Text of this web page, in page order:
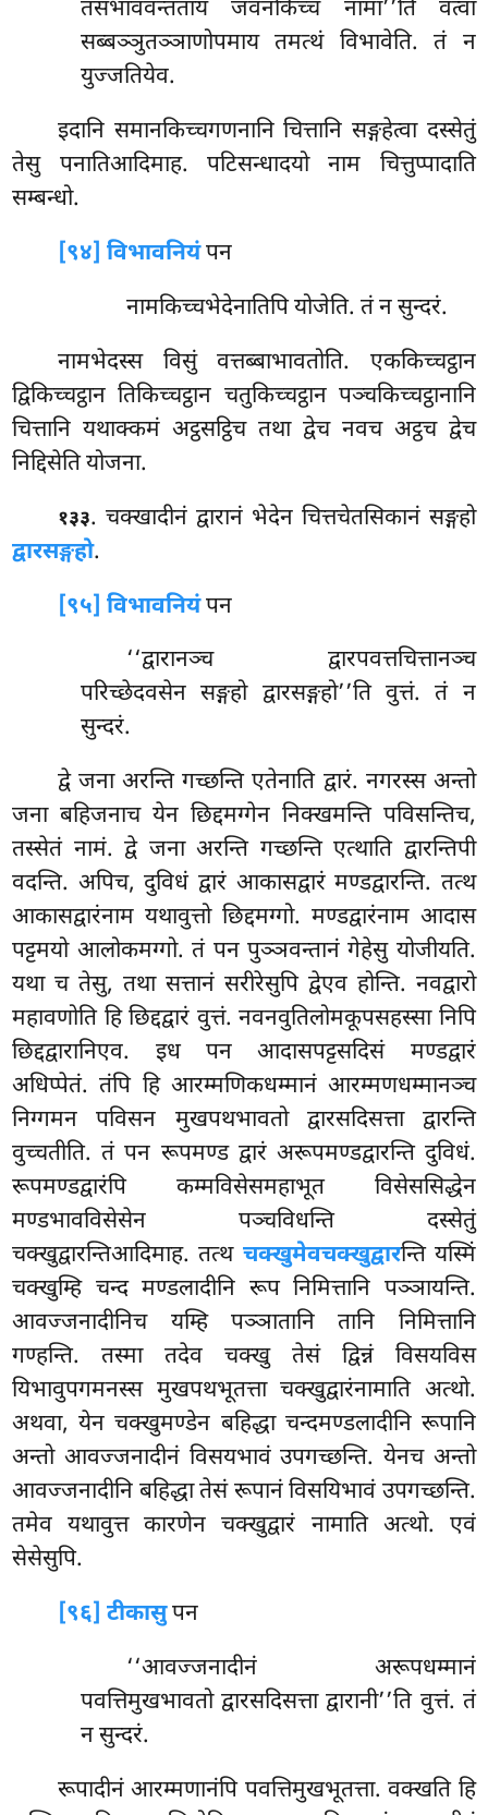
तंसभाववन्तताय जवनकिच्चं नामा’’ति वत्वा
सब्बञ्ञुतञ्ञाणोपमाय तमत्थं विभावेति. तं न
युज्जतियेव.
इदानि समानकिच्चगणनानि चित्तानि सङ्गहेत्वा दस्सेतुं
तेसु पनातिआदिमाह. पटिसन्धादयो नाम चित्तुप्पादाति
सम्बन्धो.
[९४] विभावनियंपन
नामकिच्चभेदेनातिपि योजेति. तं न सुन्दरं.
नामभेदस्स विसुं वत्तब्बाभावतोति. एककिच्चट्ठान
द्विकिच्चट्ठान तिकिच्चट्ठान चतुकिच्चट्ठान पञ्चकिच्चट्ठानानि
चित्तानि यथाक्कमं अट्ठसट्ठिच तथा द्वेच नवच अट्ठच द्वेच
निद्दिसेति योजना.
१३३. चक्खादीनं द्वारानं भेदेन चित्तचेतसिकानं सङ्गहो
द्वारसङ्गहो.
[९५] विभावनियंपन
‘‘द्वारानञ्च द्वारपवत्तचित्तानञ्च
परिच्छेदवसेन सङ्गहो द्वारसङ्गहो’’ति वुत्तं. तं न
सुन्दरं.
द्वे जना अरन्ति गच्छन्ति एतेनाति द्वारं. नगरस्स अन्तो
जना बहिजनाच येन छिद्दमग्गेन निक्खमन्ति पविसन्तिच,
तस्सेतं नामं. द्वे जना अरन्ति गच्छन्ति एत्थाति द्वारन्तिपी
वदन्ति. अपिच, दुविधं द्वारं आकासद्वारं मण्डद्वारन्ति. तत्थ
आकासद्वारंनाम यथावुत्तो छिद्दमग्गो. मण्डद्वारंनाम आदास
पट्टमयो आलोकमग्गो. तं पन पुञ्ञवन्तानं गेहेसु योजीयति.
यथा च तेसु, तथा सत्तानं सरीरेसुपि द्वेएव होन्ति. नवद्वारो
महावणोति हि छिद्दद्वारं वुत्तं. नवनवुतिलोमकूपसहस्सा निपि
छिद्दद्वारानिएव. इध पन आदासपट्टसदिसं मण्डद्वारं
अधिप्पेतं. तंपि हि आरम्मणिकधम्मानं आरम्मणधम्मानञ्च
निग्गमन पविसन मुखपथभावतो द्वारसदिसत्ता द्वारन्ति
वुच्चतीति. तं पन रूपमण्ड द्वारं अरूपमण्डद्वारन्ति दुविधं.
रूपमण्डद्वारंपि कम्मविसेसमहाभूत विसेससिद्धेन
मण्डभावविसेसेन पञ्चविधन्ति दस्सेतुं
चक्खुद्वारन्तिआदिमाह. तत्थ चक्खुमेवचक्खुद्वारन्ति यस्मिं
चक्खुम्हि चन्द मण्डलादीनि रूप निमित्तानि पञ्ञायन्ति.
आवज्जनादीनिच यम्हि पञ्ञातानि तानि निमित्तानि
गण्हन्ति. तस्मा तदेव चक्खु तेसं द्विन्नं विसयविस
यिभावुपगमनस्स मुखपथभूतत्ता चक्खुद्वारंनामाति अत्थो.
अथवा, येन चक्खुमण्डेन बहिद्धा चन्दमण्डलादीनि रूपानि
अन्तो आवज्जनादीनं विसयभावं उपगच्छन्ति. येनच अन्तो
आवज्जनादीनि बहिद्धा तेसं रूपानं विसयिभावं उपगच्छन्ति.
तमेव यथावुत्त कारणेन चक्खुद्वारं नामाति अत्थो. एवं
सेसेसुपि.
[९६] टीकासुपन
‘‘आवज्जनादीनं अरूपधम्मानं
पवत्तिमुखभावतो द्वारसदिसत्ता द्वारानी’’ति वुत्तं. तं
न सुन्दरं.
रूपादीनं आरम्मणानंपि पवत्तिमुखभूतत्ता. वक्खति हि